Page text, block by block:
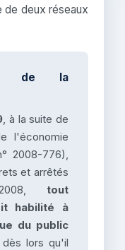
de deux réseaux
de la
, à la suite de
l'économie
2008-776),
et arrêtés
tout
habilité à
du public
lors qu'il